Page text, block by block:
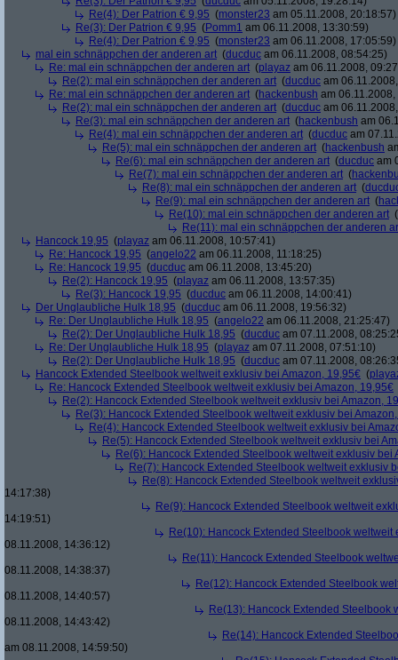
Re(4): Der Patrion € 9,95 (monster23 am 05.11.2008, 20:18:57)
Re(3): Der Patrion € 9,95 (Pomm1 am 06.11.2008, 13:30:59)
Re(4): Der Patrion € 9,95 (monster23 am 06.11.2008, 17:05:59)
mal ein schnäppchen der anderen art (ducduc am 06.11.2008, 08:54:25)
Re: mal ein schnäppchen der anderen art (playaz am 06.11.2008,
Re(2): mal ein schnäppchen der anderen art (ducduc am
Re: mal ein schnäppchen der anderen art (hackenbush am
Re(2): mal ein schnäppchen der anderen art (ducduc am
Re(3): mal ein schnäppchen der anderen art (hackenbush am
Re(4): mal ein schnäppchen der anderen art (ducduc am
Re(5): mal ein schnäppchen der anderen art (hackenbush
Re(6): mal ein schnäppchen der anderen art (ducduc am
Re(7): mal ein schnäppchen der anderen art (
Re(8): mal ein schnäppchen der anderen art (
Re(9): mal ein schnäppchen der anderen art (
Re(10): mal ein schnäppchen der anderen art (
Re(11): mal ein schnäppchen der anderen
Hancock 19,95 (playaz am 06.11.2008, 10:57:41)
Re: Hancock 19,95 (angelo22 am 06.11.2008, 11:18:25)
Re: Hancock 19,95 (ducduc am 06.11.2008, 13:45:20)
Re(2): Hancock 19,95 (playaz am 06.11.2008, 13:57:35)
Re(3): Hancock 19,95 (ducduc am 06.11.2008, 14:00:41)
Der Unglaubliche Hulk 18,95 (ducduc am 06.11.2008, 19:56:32)
Re: Der Unglaubliche Hulk 18,95 (angelo22 am 06.11.2008, 21:25:47)
Re(2): Der Unglaubliche Hulk 18,95 (ducduc am 07.11.2008,
Re: Der Unglaubliche Hulk 18,95 (playaz am 07.11.2008, 07:51:10)
Re(2): Der Unglaubliche Hulk 18,95 (ducduc am 07.11.2008,
Hancock Extended Steelbook weltweit exklusiv bei Amazon, 19,95€ (
Re: Hancock Extended Steelbook weltweit exklusiv bei Amazon, 19,95€
Re(2): Hancock Extended Steelbook weltweit exklusiv bei Amazon,
Re(3): Hancock Extended Steelbook weltweit exklusiv bei
Re(4): Hancock Extended Steelbook weltweit exklusiv bei
Re(5): Hancock Extended Steelbook weltweit exklusiv bei
Re(6): Hancock Extended Steelbook weltweit exklusiv bei
Re(7): Hancock Extended Steelbook weltweit exklusiv
Re(8): Hancock Extended Steelbook weltweit
14:17:38)
Re(9): Hancock Extended Steelbook weltweit
14:19:51)
Re(10): Hancock Extended Steelbook weltweit
08.11.2008, 14:36:12)
Re(11): Hancock Extended Steelbook
08.11.2008, 14:38:37)
Re(12): Hancock Extended Steelbook
08.11.2008, 14:40:57)
Re(13): Hancock Extended Steelbook
08.11.2008, 14:43:42)
Re(14): Hancock Extended
am 08.11.2008, 14:59:50)